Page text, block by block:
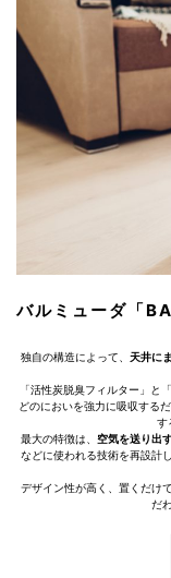
バルミューダ「
独自の構造によって、 天井に
「活性炭脱臭フィルター」と
どのにおいを強力に吸収する
す
最大の特徴は、 空気を送り出
などに使われる技術を再設計
デザイン性が高く、置くだけ
だ